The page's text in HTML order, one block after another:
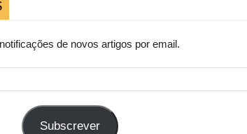
de novos artigos por email.
Subscrever